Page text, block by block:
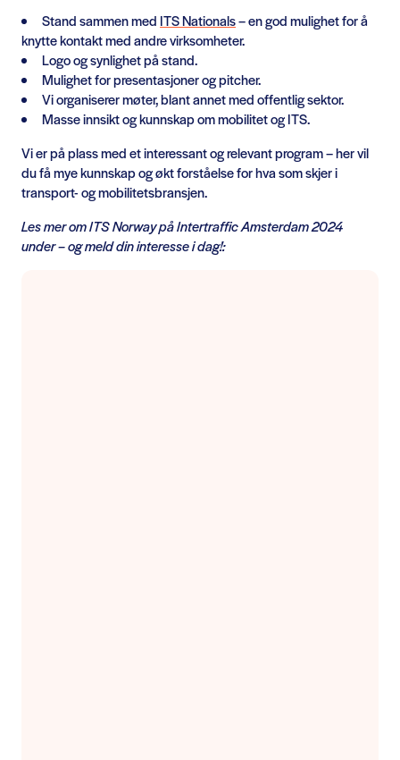
Stand sammen med ITS Nationals– en god mulighet for å
knytte kontakt med andre virksomheter.
Logo og synlighet på stand.
Mulighet for presentasjoner og pitcher.
Vi organiserer møter, blant annet med offentlig sektor.
Masse innsikt og kunnskap om mobilitet og ITS.
Vi er på plass med et interessant og relevant program – her vil
du få mye kunnskap og økt forståelse for hva som skjer i
transport- og mobilitetsbransjen.
Les mer om ITS Norway på Intertraffic Amsterdam 2024
under – og meld din interesse i dag!: